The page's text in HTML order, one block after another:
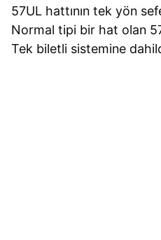
57UL hattının tek yön
Normal tipi bir hat olan
Tek biletli sistemine